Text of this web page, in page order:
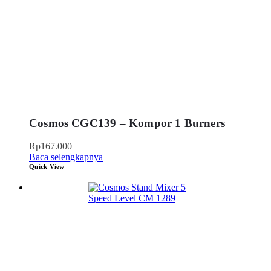
Cosmos CGC139 – Kompor 1 Burners
Rp167.000
Baca selengkapnya
Quick View